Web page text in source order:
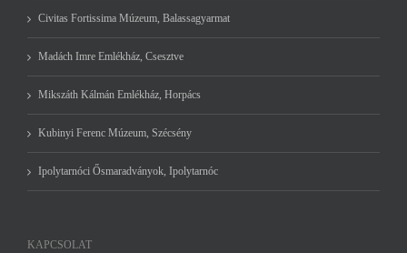
Civitas Fortissima Múzeum, Balassagyarmat
Madách Imre Emlékház, Csesztve
Mikszáth Kálmán Emlékház, Horpács
Kubinyi Ferenc Múzeum, Szécsény
Ipolytarnóci Ősmaradványok, Ipolytarnóc
KAPCSOLAT